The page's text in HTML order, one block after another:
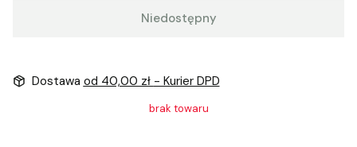
Niedostępny
Dostawa od 40,00 zł - Kurier DPD
brak towaru